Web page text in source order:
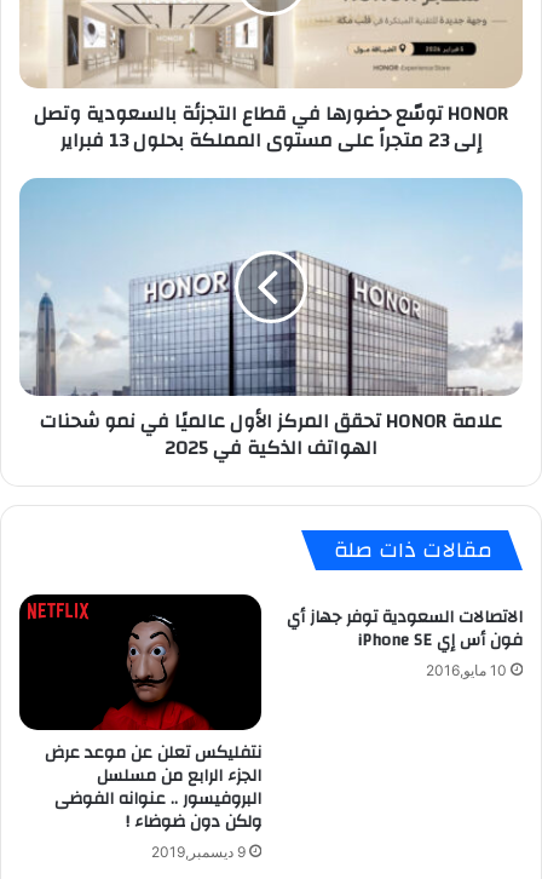
إلى
23
مستوى
HONOR توسّع حضورها في قطاع التجزئة بالسعودية وتصل
إلى 23 متجراً على مستوى المملكة بحلول 13 فبراير
علامة
في
نمو
شحنات
الهواتف
علامة HONOR تحقق المركز الأول عالميًا في نمو شحنات
الهواتف الذكية في 2025
مقالات ذات صلة
الاتصالات السعودية توفر جهاز أي
فون أس إي iPhone SE
10 مايو,2016
نتفليكس تعلن عن موعد عرض
الجزء الرابع من مسلسل
البروفيسور .. عنوانه الفوضى
ولكن دون ضوضاء !
9 ديسمبر,2019